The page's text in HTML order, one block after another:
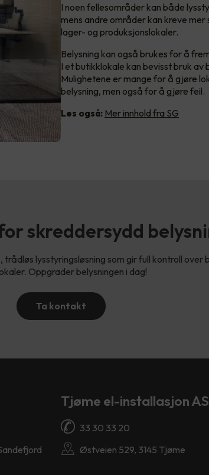
I noen fellesområder kan både
mens andre områder kan kreve
lager- og produksjonslokaler.
Belysning kan også brukes for å
I et butikklokale kan bevisst bruk
Mulighetene er mange for å gjøre
belysning, men også for å gjøre feil.
Les også: Mer innhold fra SG
skreddersydd
lysstyringsløsning som gir full kontroll over
Oppgrader belysningen i dag!
Ta kontakt
Tjøme el-installasjon AS
33 30 33 20
Østveien 529, 3145 Tjøme